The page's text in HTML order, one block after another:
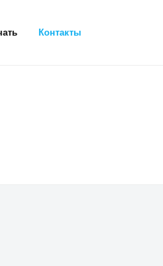
Контакты